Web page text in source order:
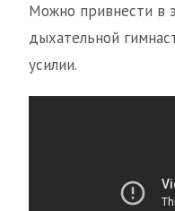
Можно привнести в
дыхательной
усилии.